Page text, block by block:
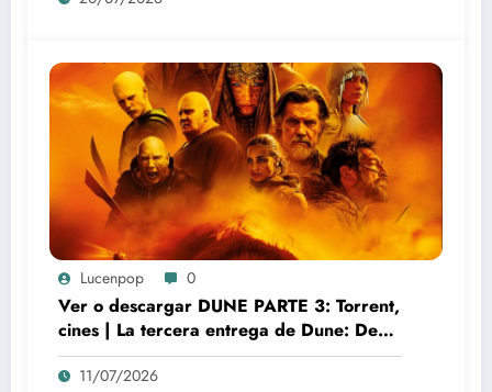
Lucenpop 0
Ver o descargar DUNE PARTE 3: Torrent,
cines | La tercera entrega de Dune: Denis
Villeneuve y el auge del nuevo misticismo
cinematográfico
11/07/2026